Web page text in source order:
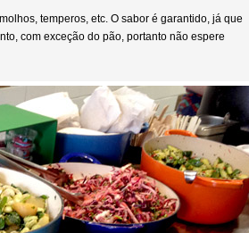
temperos, etc. O sabor é garantido, já que
com exceção do pão, portanto não espere